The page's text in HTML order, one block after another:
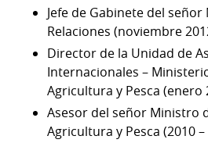
Jefe de Gabinete del
Relaciones (noviembre
Director de la Unidad de
Internacionales –
Agricultura y Pesca (enero
Asesor del señor Ministro
Agricultura y Pesca (2010 –